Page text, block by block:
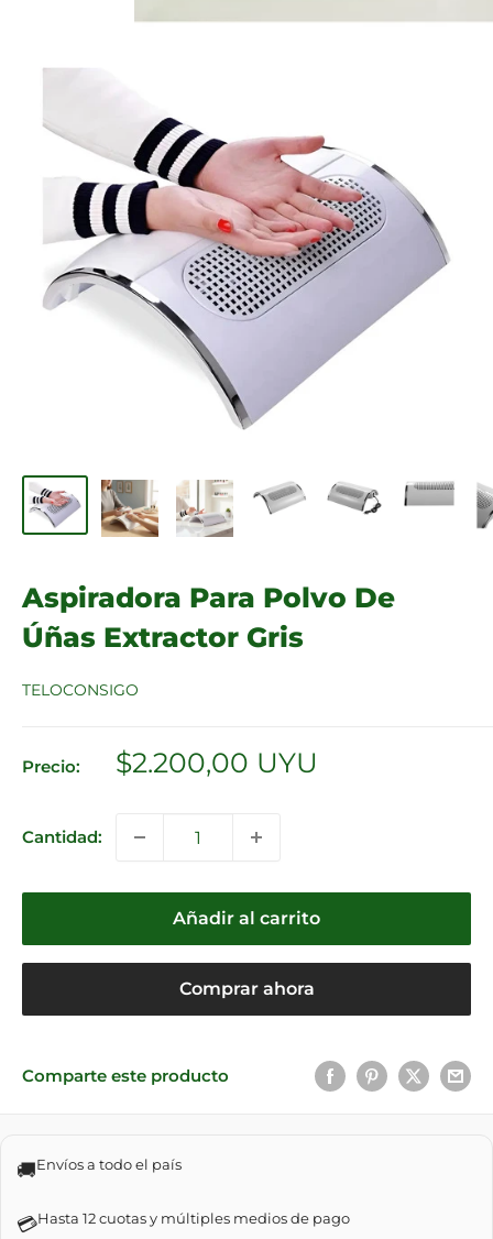
Aspiradora Para Polvo De
Úñas Extractor Gris
TELOCONSIGO
Precio:
Precio
$2.200,00 UYU
Cantidad:
Añadir al carrito
Comprar ahora
Comparte este producto
🚚Envíos a todo el país
💳Hasta 12 cuotas y múltiples medios de pago